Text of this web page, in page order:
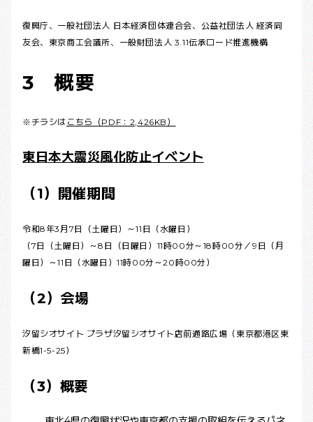
復興庁、一般社団法人 日本経済団体連合会、公益社団法人 経済同
友会、東京商工会議所、一般財団法人 3.11伝承ロード推進機構
3 概要
※チラシは こちら（PDF：2,426KB）
東日本大震災風化防止イベント
（1）開催期間
令和8年3月7日（土曜日）～11日（水曜日）
（7日（土曜日）～8日（日曜日）11時00分～18時00分／9日（月
曜日）～11日（水曜日）11時00分～20時00分）
（2）会場
汐留シオサイト プラザ汐留シオサイト店前通路広場（東京都港区東
新橋1-5-25）
（3）概要